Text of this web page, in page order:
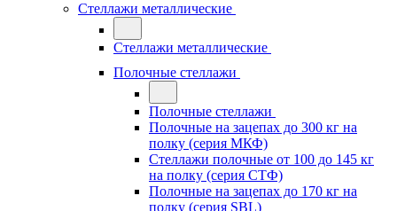
Стеллажи металлические
Стеллажи металлические
Полочные стеллажи
Полочные стеллажи
Полочные на зацепах до 300 кг на
полку (серия МКФ)
Стеллажи полочные от 100 до 145 кг
на полку (серия СТФ)
Полочные на зацепах до 170 кг на
полку (серия SBL)